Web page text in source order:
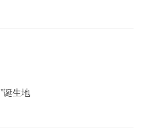
诞生地